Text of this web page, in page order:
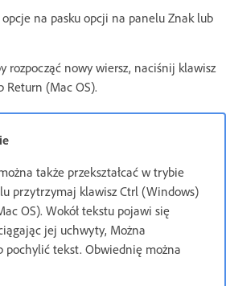
na pasku opcji na panelu Znak lub
rozpocząć nowy wiersz, naciśnij klawisz
Return (Mac OS).
także przekształcać w trybie
przytrzymaj klawisz Ctrl (Windows)
OS). Wokół tekstu pojawi się
jej uchwyty, Można
pochylić tekst. Obwiednię można